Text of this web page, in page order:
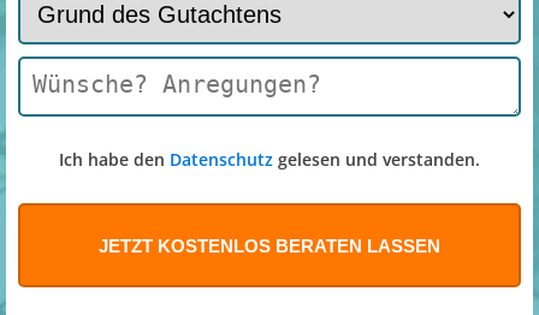
Ich habe den Datenschutz gelesen und verstanden.